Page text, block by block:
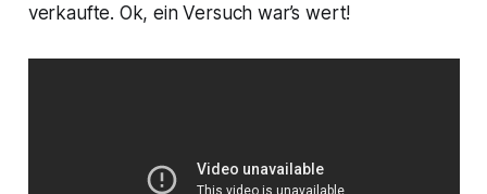
verkaufte. Ok, ein Versuch war’s wert!